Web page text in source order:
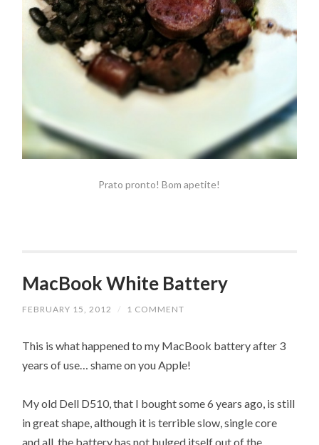
Prato pronto! Bom apetite!
MacBook White Battery
FEBRUARY 15, 2012 / 1 COMMENT
This is what happened to my MacBook battery after 3
years of use… shame on you Apple!
My old Dell D510, that I bought some 6 years ago, is still
in great shape, although it is terrible slow, single core
and all, the battery has not bulged itself out of the